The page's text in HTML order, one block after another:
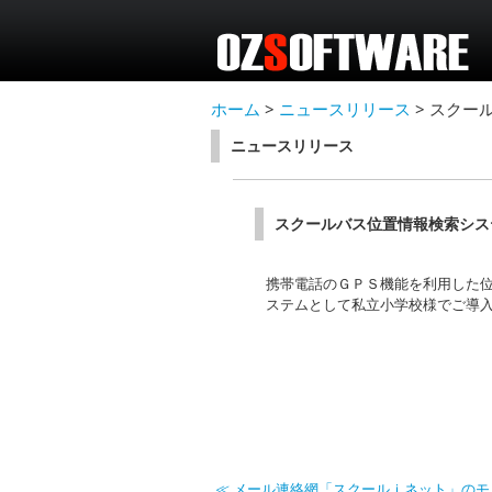
ホーム > ニュースリリース > スクー
ニュースリリース
スクールバス位置情報検索シ
携帯電話のＧＰＳ機能を利用した
ステムとして私立小学校様でご導